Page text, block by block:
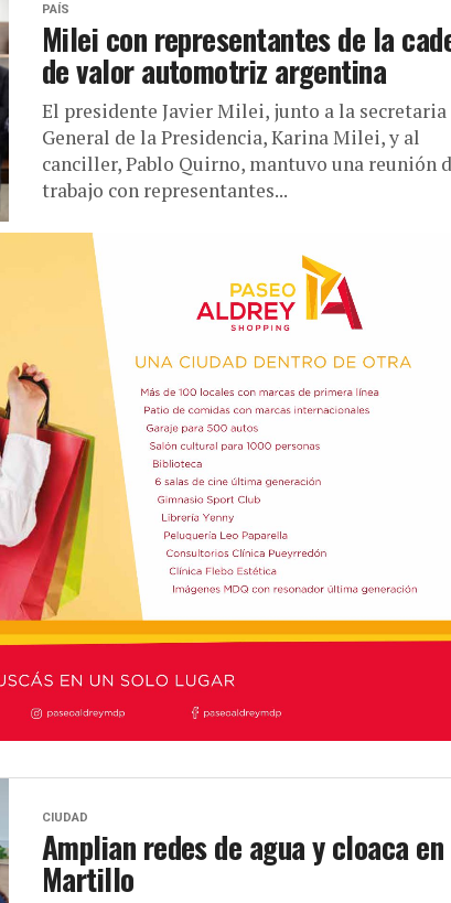
PAÍS
Milei con representantes de la
de valor automotriz argentina
El presidente Javier Milei, junto a la secretaria
General de la Presidencia, Karina Milei, y al
canciller, Pablo Quirno, mantuvo una reunión
trabajo con representantes...
CIUDAD
Amplian redes de agua y cloaca en
Martillo